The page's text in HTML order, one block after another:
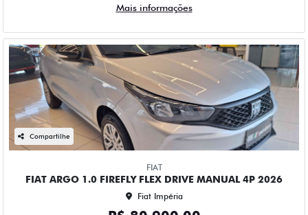
Mais informações
Compartilhe
FIAT
FIAT ARGO 1.0 FIREFLY FLEX DRIVE MANUAL 4P 2026
Fiat Impéria